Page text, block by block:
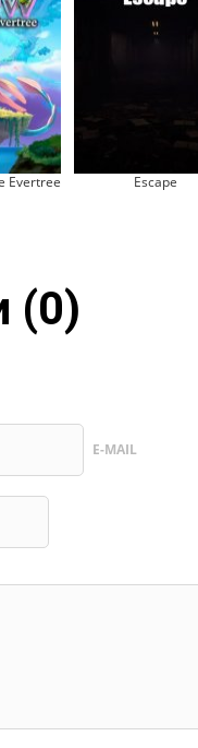
Evertree Escape
(0)
E-MAIL